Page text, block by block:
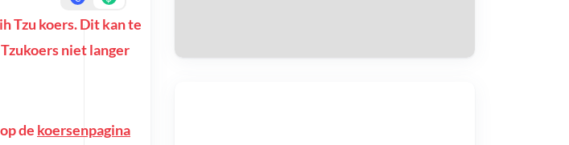
Tzu koers. Dit kan te
niet langer
de koersenpagina